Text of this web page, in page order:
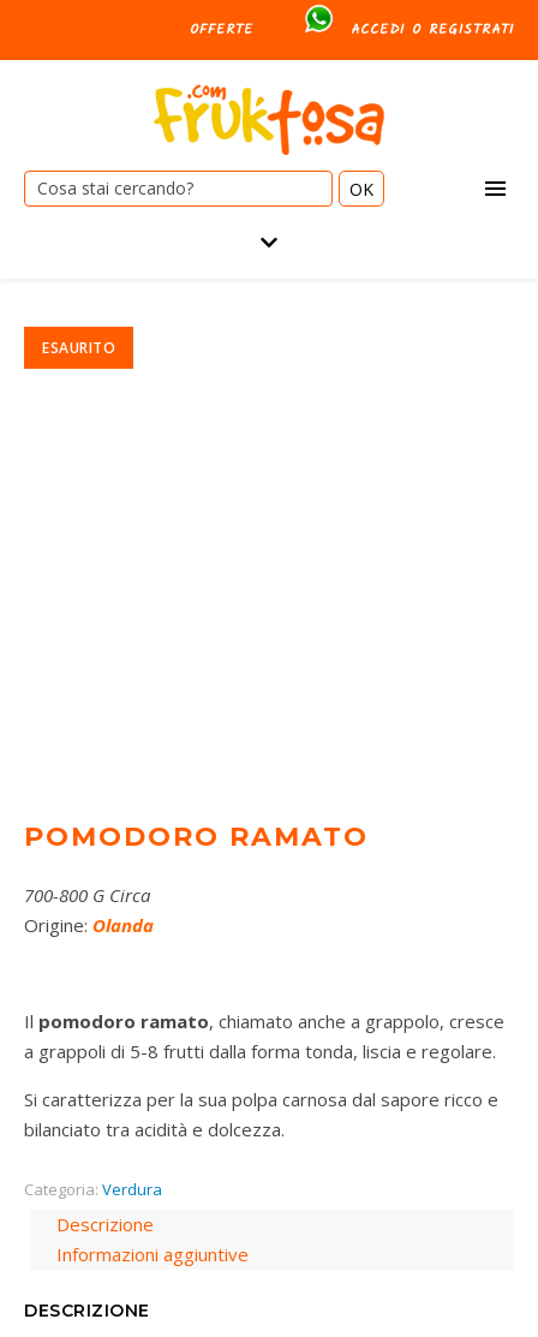
OFFERTE ACCEDI O REGISTRATI
Cerca:
POMODORO RAMATO
700-800 G Circa
Origine: Olanda
Il pomodoro ramato, chiamato anche a grappolo, cresce
a grappoli di 5-8 frutti dalla forma tonda, liscia e regolare.
Si caratterizza per la sua polpa carnosa dal sapore ricco e
bilanciato tra acidità e dolcezza.
Categoria: Verdura
Descrizione
Informazioni aggiuntive
DESCRIZIONE